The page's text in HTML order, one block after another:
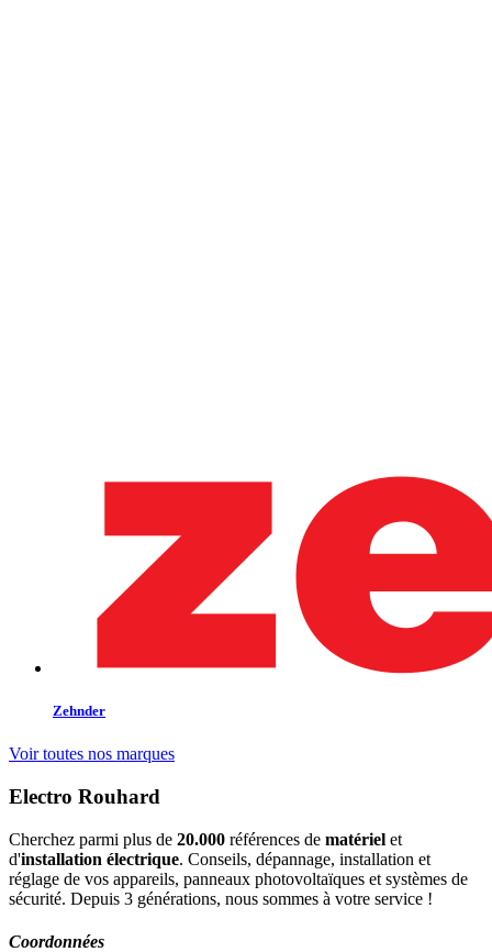
Zehnder
Voir toutes nos marques
Electro Rouhard
Cherchez parmi plus de 20.000 références de matériel et
d'installation électrique. Conseils, dépannage, installation et
réglage de vos appareils, panneaux photovoltaïques et systèmes de
sécurité. Depuis 3 générations, nous sommes à votre service !
Coordonnées